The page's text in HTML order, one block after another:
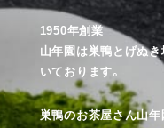
1950年創業
山年園は巣鴨とげぬ
いております。
巣鴨のお茶屋さん山年